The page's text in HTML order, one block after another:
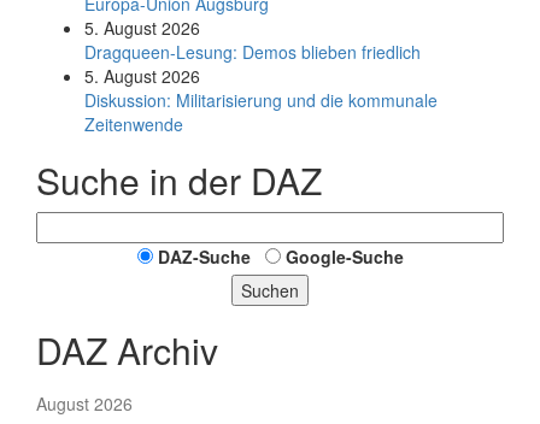
5. August 2026
Dragqueen-Lesung: Demos blieben friedlich
5. August 2026
Diskussion: Mi­li­ta­ri­sie­rung und die kommunale
Zeitenwende
Suche in der DAZ
DAZ-Suche
Google-Suche
Suchen
DAZ Archiv
August 2026